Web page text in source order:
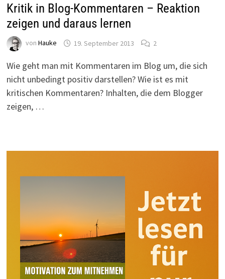
Kritik in Blog-Kommentaren – Reaktion
zeigen und daraus lernen
von Hauke 19. September 2013 2
Wie geht man mit Kommentaren im Blog um, die sich
nicht unbedingt positiv darstellen? Wie ist es mit
kritischen Kommentaren? Inhalten, die dem Blogger
zeigen, …